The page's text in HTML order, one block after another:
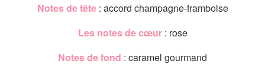
Notes de tête: accord champagne-framboise
Les notes de cœur: rose
Notes de fond : caramel gourmand